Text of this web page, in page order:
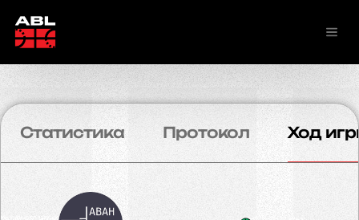
Статистика Протокол Ход